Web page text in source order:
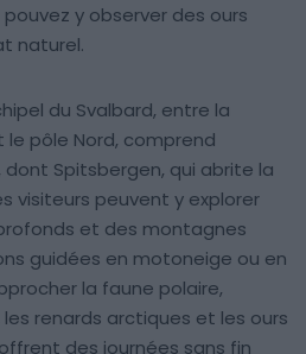
y observer des ours
naturel.
du Svalbard, entre la
pôle Nord, comprend
dont Spitsbergen, qui abrite la
visiteurs peuvent y explorer
et des montagnes
guidées en motoneige ou en
la faune polaire,
renards arctiques et les ours
des journées sans fin